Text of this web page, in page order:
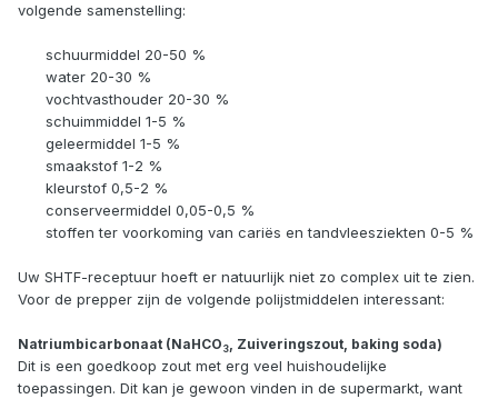
volgende samenstelling:
schuurmiddel 20-50 %
water 20-30 %
vochtvasthouder 20-30 %
schuimmiddel 1-5 %
geleermiddel 1-5 %
smaakstof 1-2 %
kleurstof 0,5-2 %
conserveermiddel 0,05-0,5 %
stoffen ter voorkoming van cariës en tandvleesziekten 0-5 %
Uw SHTF-receptuur hoeft er natuurlijk niet zo complex uit te zien.
Voor de prepper zijn de volgende polijstmiddelen interessant:
Natriumbicarbonaat (NaHCO3, Zuiveringszout, baking soda)
Dit is een goedkoop zout met erg veel huishoudelijke
toepassingen. Dit kan je gewoon vinden in de supermarkt, want